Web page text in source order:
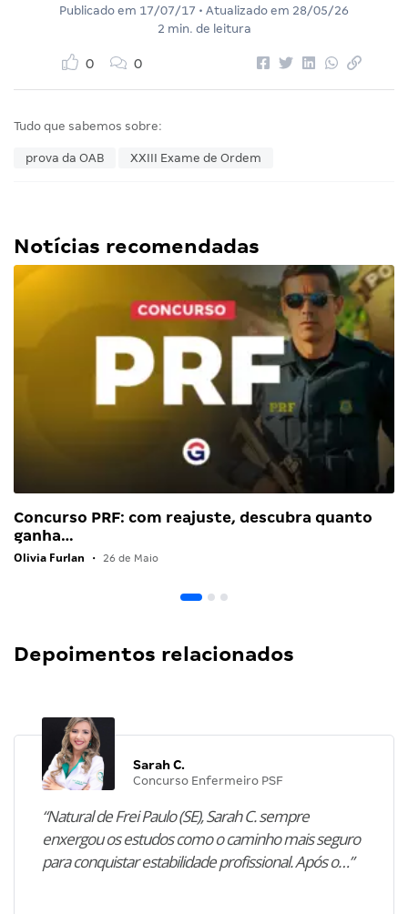
Publicado em 17/07/17 • Atualizado em 28/05/26
2 min. de leitura
0 0
Tudo que sabemos sobre:
prova da OAB XXIII Exame de Ordem
Notícias recomendadas
Concurso PRF: com reajuste, descubra quanto
ganha…
Olivia Furlan • 26 de Maio
Depoimentos relacionados
Sarah C.
Concurso Enfermeiro PSF
“Natural de Frei Paulo (SE), Sarah C. sempre
enxergou os estudos como o caminho mais seguro
para conquistar estabilidade profissional. Após o…”